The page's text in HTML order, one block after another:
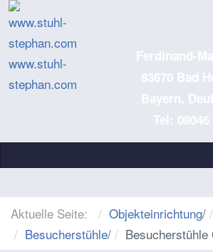
www.stuhl-
stephan.com
Ferdinand-
83670 Bad
Bayern,
Tel: 08046
Aktuelle Seite: Objekteinrichtung/
Besucherstühle/ Besucherstühle